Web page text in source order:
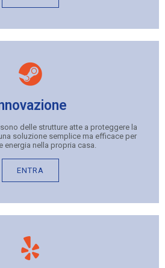
delle strutture atte a proteggere la
soluzione semplice ma efficace per
energia nella propria casa.
ENTRA